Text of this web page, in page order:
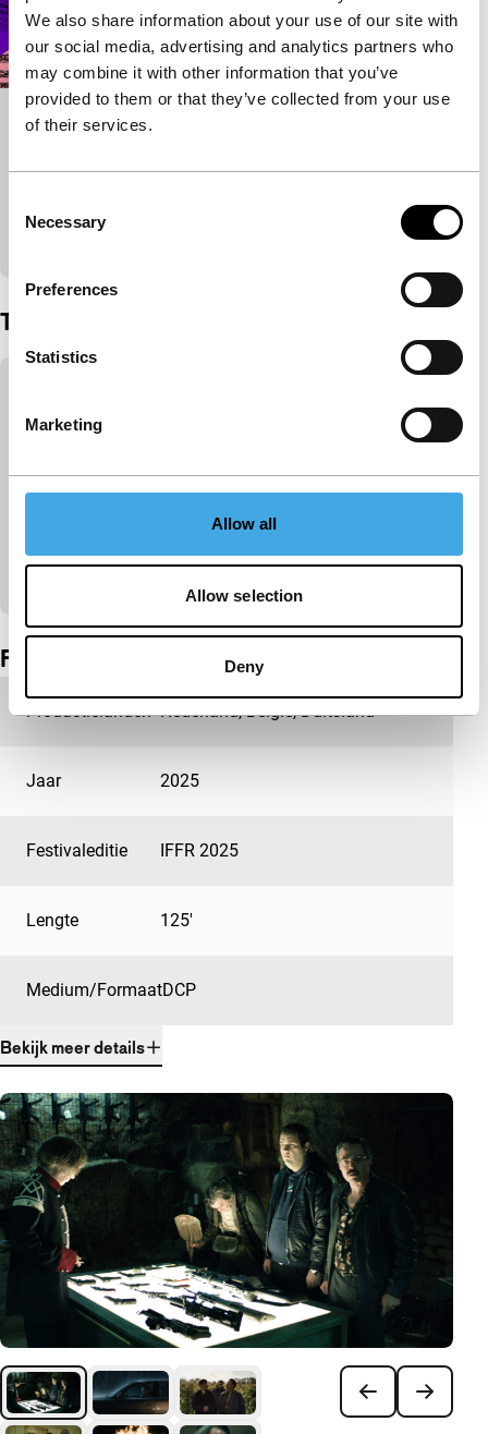
We also share information about your use of our site with
our social media, advertising and analytics partners who
may combine it with other information that you’ve
provided to them or that they’ve collected from your use
of their services.
Selection
Necessary
Preferences
Statistics
Marketing
Allow all
Allow selection
Deny
Opening Night: Fabula + Party
onderdeel te zijn van de Opening Night Party in de
Doelen, na de openingsfilm.
Trailer
Ingesloten inhoud van YouTube overslaan
Bekijk op YouTube
Ingesloten inhoud van YouTube overgeslagen.
Film details
Productielanden Nederland,België,Duitsland
Jaar 2025
Festivaleditie IFFR 2025
Lengte 125'
Medium/FormaatDCP
Bekijk meer details